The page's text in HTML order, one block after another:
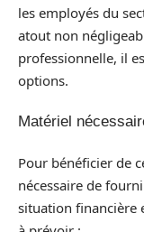
les employés du
atout non
professionnelle, il
options.
Matériel
Pour bénéficier de
nécessaire de
situation financière